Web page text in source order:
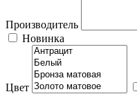
Производитель
Новинка
Цвет